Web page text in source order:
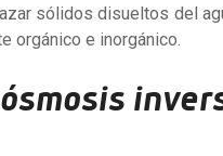
sólidos disueltos del
orgánico e inorgánico.